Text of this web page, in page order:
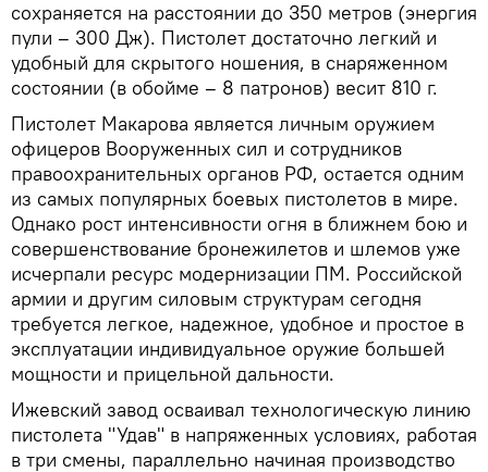
сохраняется на расстоянии до 350 метров (энергия
пули – 300 Дж). Пистолет достаточно легкий и
удобный для скрытого ношения, в снаряженном
состоянии (в обойме – 8 патронов) весит 810 г.
Пистолет Макарова является личным оружием
офицеров Вооруженных сил и сотрудников
правоохранительных органов РФ, остается одним
из самых популярных боевых пистолетов в мире.
Однако рост интенсивности огня в ближнем бою и
совершенствование бронежилетов и шлемов уже
исчерпали ресурс модернизации ПМ. Российской
армии и другим силовым структурам сегодня
требуется легкое, надежное, удобное и простое в
эксплуатации индивидуальное оружие большей
мощности и прицельной дальности.
Ижевский завод осваивал технологическую линию
пистолета "Удав" в напряженных условиях, работая
в три смены, параллельно начиная производство